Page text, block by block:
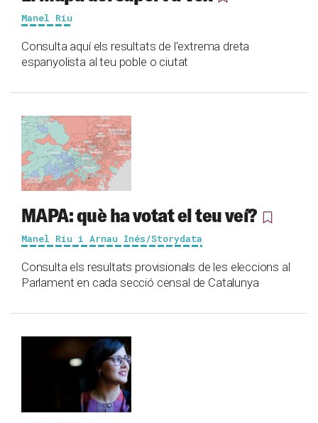
Manel Riu
Consulta aquí els resultats de l'extrema dreta
espanyolista al teu poble o ciutat
MAPA: què ha votat el teu veí?
Manel Riu i Arnau Inés/Storydata
Consulta els resultats provisionals de les eleccions al
Parlament en cada secció censal de Catalunya